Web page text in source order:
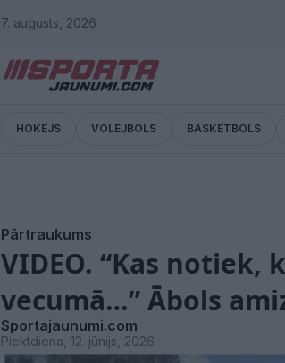
7. augusts, 2026
HOKEJS VOLEJBOLS BASKETBOLS
Pārtraukums
VIDEO. “Kas notiek,
vecumā…” Ābols
Sportajaunumi.com
Piektdiena, 12. jūnijs, 2026